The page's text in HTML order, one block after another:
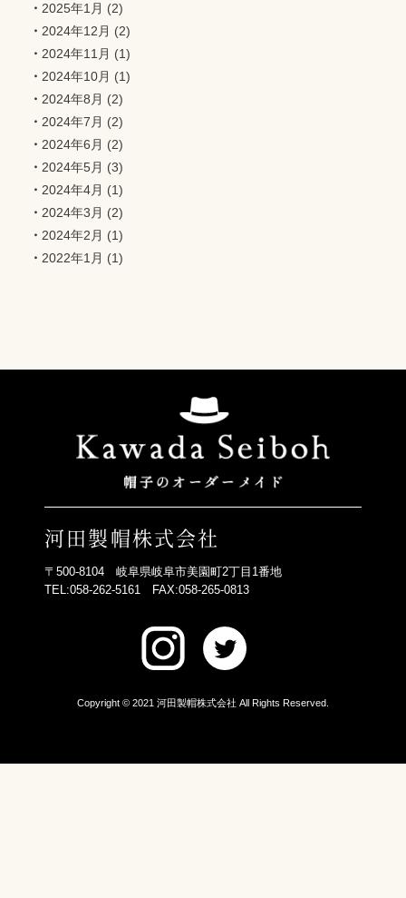
2025年1月 (2)
2024年12月 (2)
2024年11月 (1)
2024年10月 (1)
2024年8月 (2)
2024年7月 (2)
2024年6月 (2)
2024年5月 (3)
2024年4月 (1)
2024年3月 (2)
2024年2月 (1)
2022年1月 (1)
河田製帽株式会社
〒500-8104 岐阜県岐阜市美園町2丁目1番地
TEL:058-262-5161 FAX:058-265-0813
Copyright © 2021 河田製帽株式会社 All Rights Reserved.